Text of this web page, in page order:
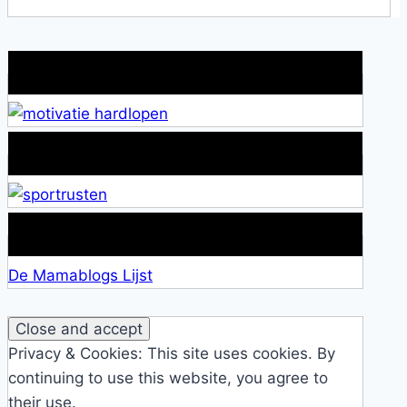
De Mamablogs Lijst
Privacy & Cookies: This site uses cookies. By
continuing to use this website, you agree to
their use.